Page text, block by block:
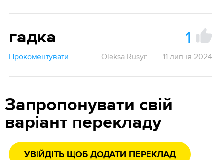
гадка 1
Прокоментувати Oleksa Rusyn 11 липня 2024
Запропонувати свій
варіант перекладу
УВІЙДІТЬ ЩОБ ДОДАТИ ПЕРЕКЛАД